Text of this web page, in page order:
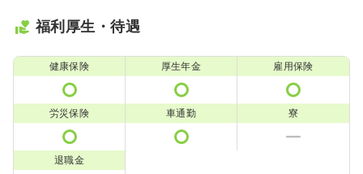
福利厚生・待遇
健康保険 厚生年金 雇用保険
労災保険 車通勤 寮
退職金